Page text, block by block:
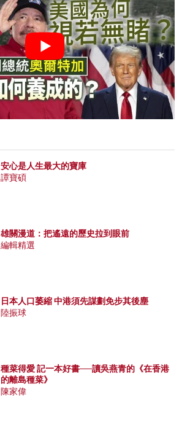
安心是人生最大的寶庫
譚寶碩
雄關漫道：把遙遠的歷史拉到眼前
編輯精選
日本人口萎縮 中港須先謀劃免步其後塵
陸振球
種菜得愛 記一本好書──讀吳燕青的《在香港
的離島種菜》
陳家偉